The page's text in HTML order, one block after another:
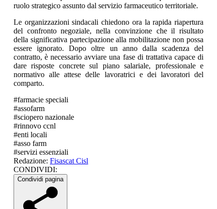
ruolo strategico assunto dal servizio farmaceutico territoriale.
Le organizzazioni sindacali chiedono ora la rapida riapertura
del confronto negoziale, nella convinzione che il risultato
della significativa partecipazione alla mobilitazione non possa
essere ignorato. Dopo oltre un anno dalla scadenza del
contratto, è necessario avviare una fase di trattativa capace di
dare risposte concrete sul piano salariale, professionale e
normativo alle attese delle lavoratrici e dei lavoratori del
comparto.
#farmacie speciali
#assofarm
#sciopero nazionale
#rinnovo ccnl
#enti locali
#asso farm
#servizi essenziali
Redazione: Fisascat Cisl
CONDIVIDI:
Condividi pagina